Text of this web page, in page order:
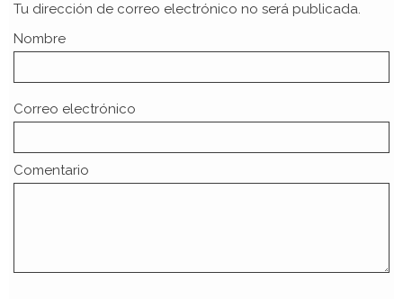
Tu dirección de correo electrónico no será publicada.
Nombre
Correo electrónico
Comentario